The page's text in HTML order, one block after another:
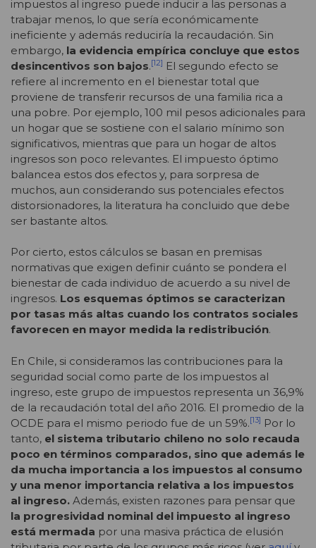
impuestos al ingreso puede inducir a las personas a
trabajar menos, lo que sería económicamente
ineficiente y además reduciría la recaudación. Sin
embargo, la evidencia empírica concluye que estos
desincentivos son bajos.[12] El segundo efecto se
refiere al incremento en el bienestar total que
proviene de transferir recursos de una familia rica a
una pobre. Por ejemplo, 100 mil pesos adicionales para
un hogar que se sostiene con el salario mínimo son
significativos, mientras que para un hogar de altos
ingresos son poco relevantes. El impuesto óptimo
balancea estos dos efectos y, para sorpresa de
muchos, aun considerando sus potenciales efectos
distorsionadores, la literatura ha concluido que debe
ser bastante altos.
Por cierto, estos cálculos se basan en premisas
normativas que exigen definir cuánto se pondera el
bienestar de cada individuo de acuerdo a su nivel de
ingresos. Los esquemas óptimos se caracterizan
por tasas más altas cuando los contratos sociales
favorecen en mayor medida la redistribución.
En Chile, si consideramos las contribuciones para la
seguridad social como parte de los impuestos al
ingreso, este grupo de impuestos representa un 36,9%
de la recaudación total del año 2016. El promedio de la
OCDE para el mismo periodo fue de un 59%.[13] Por lo
tanto, el sistema tributario chileno no solo recauda
poco en términos comparados, sino que además le
da mucha importancia a los impuestos al consumo
y una menor importancia relativa a los impuestos
al ingreso. Además, existen razones para pensar que
la progresividad nominal del impuesto al ingreso
está mermada por una masiva práctica de elusión